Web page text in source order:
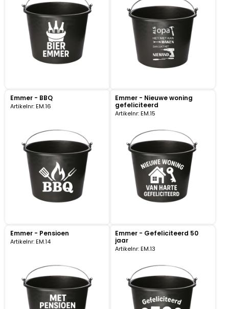
Emmer - BBQ
Artikelnr: EM.16
Emmer - Nieuwe woning
gefeliciteerd
Artikelnr: EM.15
Emmer - Pensioen
Artikelnr: EM.14
Emmer - Gefeliciteerd 50
jaar
Artikelnr: EM.13
Pillendoosjes
Dienbladen
Keukenschorten
Chocolade
Placemats
Tulp sloffen